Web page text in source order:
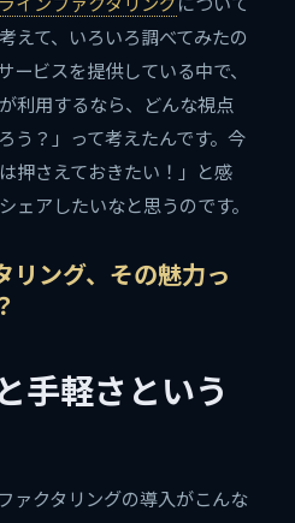
えて、いろいろ調べてみたの
ービスを提供している中で、
利用するなら、どんな視点
う？」って考えたんです。今
押さえておきたい！」と感
ェアしたいなと思うのです。
リング、その魅力っ
手軽さという
ァクタリングの導入がこんな